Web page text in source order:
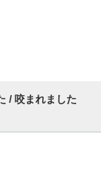
/ 咬まれました